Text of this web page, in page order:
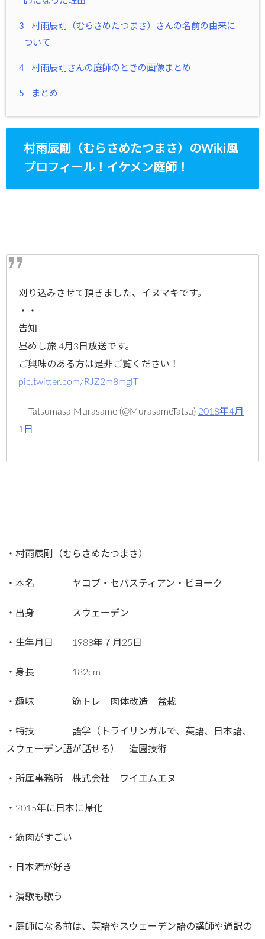
3
村雨辰剛（むらさめたつまさ）さんの名前の由来に
ついて
4 村雨辰剛さんの庭師のときの画像まとめ
5 まとめ
村雨辰剛（むらさめたつまさ）のWiki風
プロフィール！イケメン庭師！
刈り込みさせて頂きました、イヌマキです。
・・
告知
昼めし旅 4月3日放送です。
ご興味のある方は是非ご覧ください！
pic.twitter.com/RJZ2m8mglT
— Tatsumasa Murasame (@MurasameTatsu) 2018年4月
1日
・村雨辰剛（むらさめたつまさ）
・本名 ヤコブ・セバスティアン・ビヨーク
・出身 スウェーデン
・生年月日 1988年７月25日
・身長 182cm
・趣味 筋トレ 肉体改造 盆栽
・特技 語学（トライリンガルで、英語、日本語、
スウェーデン語が話せる） 造園技術
・所属事務所 株式会社 ワイエムエヌ
・2015年に日本に帰化
・筋肉がすごい
・日本酒が好き
・演歌も歌う
・庭師になる前は、英語やスウェーデン語の講師や通訳の